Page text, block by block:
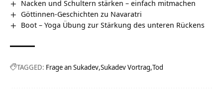
Nacken und Schultern stärken – einfach mitmachen
Göttinnen-Geschichten zu Navaratri
Boot – Yoga Übung zur Stärkung des unteren Rückens
TAGGED: Frage an Sukadev Sukadev Vortrag Tod